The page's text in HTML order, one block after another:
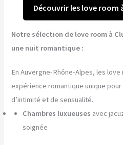
Découvrir les love room
Notre sélection de love room à
une nuit romantique :
En Auvergne-Rhône-Alpes, les
expérience romantique unique
d’intimité et de sensualité.
Chambres luxueuses avec
soignée